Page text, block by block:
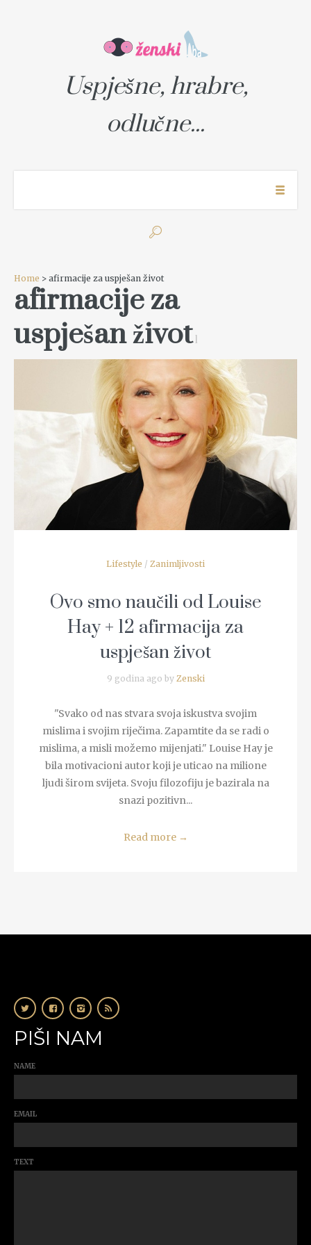
Uspješne, hrabre,
odlučne...
Home > afirmacije za uspješan život
afirmacije za
uspješan život1
READ MORE
Lifestyle / Zanimljivosti
Ovo smo naučili od Louise
Hay + 12 afirmacija za
uspješan život
9 godina ago by Zenski
"Svako od nas stvara svoja iskustva svojim
mislima i svojim riječima. Zapamtite da se radi o
mislima, a misli možemo mijenjati." Louise Hay je
bila motivacioni autor koji je uticao na milione
ljudi širom svijeta. Svoju filozofiju je bazirala na
snazi pozitivn...
Read more →
PIŠI NAM
NAME
EMAIL
TEXT